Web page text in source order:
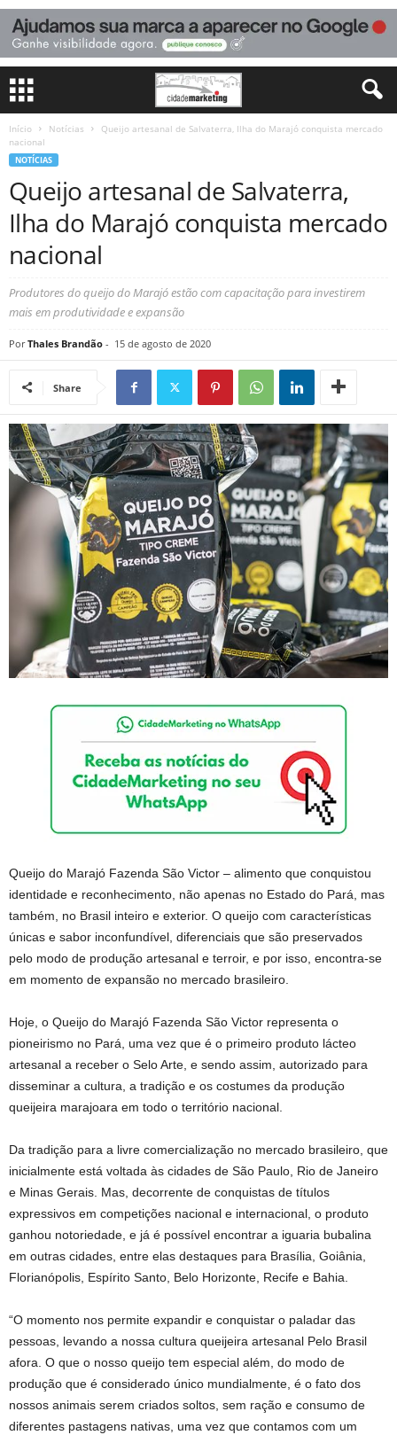
Início Notícias
Queijo artesanal de Salvaterra, Ilha do Marajó conquista mercado
nacional
NOTÍCIAS
Queijo artesanal de Salvaterra,
Ilha do Marajó conquista mercado
nacional
Produtores do queijo do Marajó estão com capacitação para investirem
mais em produtividade e expansão
Por Thales Brandão - 15 de agosto de 2020
Share
Queijo do Marajó Fazenda São Victor – alimento que conquistou
identidade e reconhecimento, não apenas no Estado do Pará, mas
também, no Brasil inteiro e exterior. O queijo com características
únicas e sabor inconfundível, diferenciais que são preservados
pelo modo de produção artesanal e terroir, e por isso, encontra-se
em momento de expansão no mercado brasileiro.
Hoje, o Queijo do Marajó Fazenda São Victor representa o
pioneirismo no Pará, uma vez que é o primeiro produto lácteo
artesanal a receber o Selo Arte, e sendo assim, autorizado para
disseminar a cultura, a tradição e os costumes da produção
queijeira marajoara em todo o território nacional.
Da tradição para a livre comercialização no mercado brasileiro, que
inicialmente está voltada às cidades de São Paulo, Rio de Janeiro
e Minas Gerais. Mas, decorrente de conquistas de títulos
expressivos em competições nacional e internacional, o produto
ganhou notoriedade, e já é possível encontrar a iguaria bubalina
em outras cidades, entre elas destaques para Brasília, Goiânia,
Florianópolis, Espírito Santo, Belo Horizonte, Recife e Bahia.
“O momento nos permite expandir e conquistar o paladar das
pessoas, levando a nossa cultura queijeira artesanal Pelo Brasil
afora. O que o nosso queijo tem especial além, do modo de
produção que é considerado único mundialmente, é o fato dos
nossos animais serem criados soltos, sem ração e consumo de
diferentes pastagens nativas, uma vez que contamos com um